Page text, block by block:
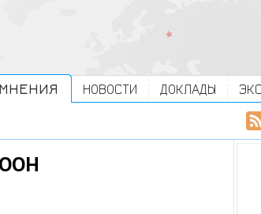
МНЕНИЯ НОВОСТИ ДОКЛАДЫ